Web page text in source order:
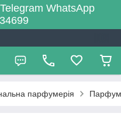
WhatsApp
парфумерія